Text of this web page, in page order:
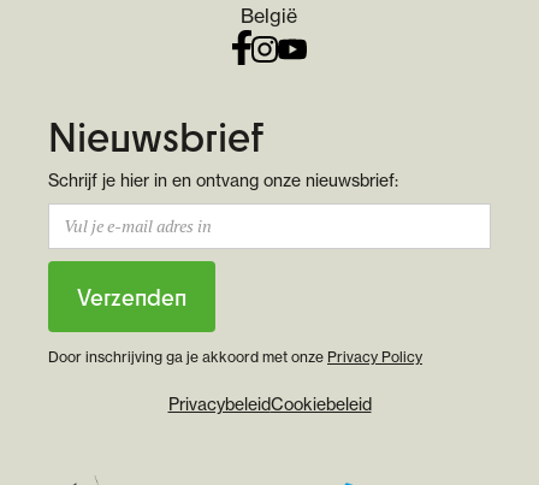
België
Nieuwsbrief
Schrijf je hier in en ontvang onze nieuwsbrief:
Door inschrijving ga je akkoord met onze Privacy Policy
PrivacybeleidCookiebeleid